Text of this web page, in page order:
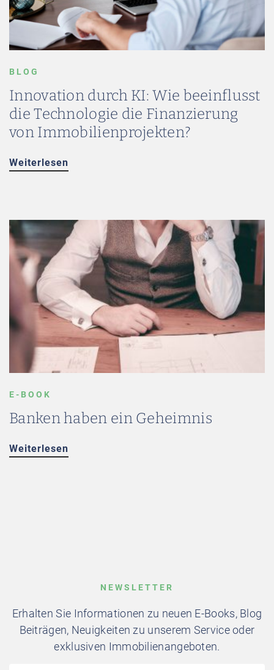
BLOG
Innovation durch KI: Wie beeinflusst
die Technologie die Finanzierung
von Immobilienprojekten?
Weiterlesen
E-BOOK
Banken haben ein Geheimnis
Weiterlesen
NEWSLETTER
Erhalten Sie Informationen zu neuen E-Books, Blog
Beiträgen, Neuigkeiten zu unserem Service oder
exklusiven Immobilienangeboten.